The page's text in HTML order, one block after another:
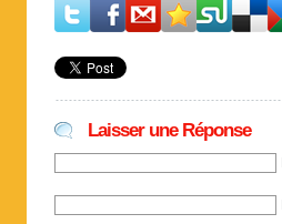
Laisser une Réponse